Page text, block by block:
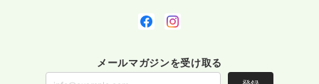
メールマガジンを受け取る